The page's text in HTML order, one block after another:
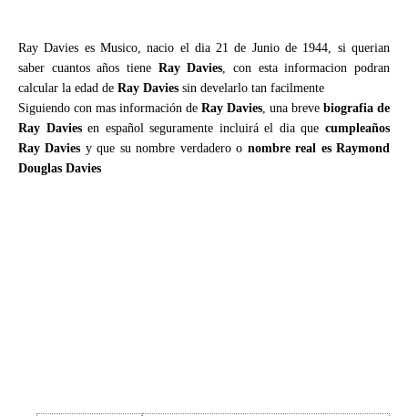
Ray Davies es Musico, nacio el dia 21 de Junio de 1944, si querian
saber cuantos años tiene Ray Davies, con esta informacion podran
calcular la edad de Ray Davies sin develarlo tan facilmente
Siguiendo con mas información de Ray Davies, una breve biografia de
Ray Daviesen español seguramente incluirá el dia quecumpleaños
Ray Davies y que su nombre verdadero o nombre real es Raymond
Douglas Davies